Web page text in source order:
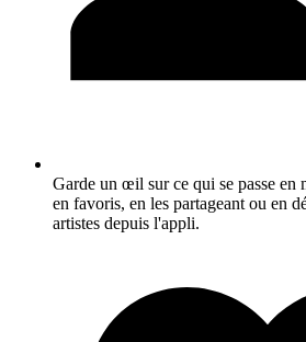
Garde un œil sur ce qui se passe en
en favoris, en les partageant ou en
artistes depuis l'appli.